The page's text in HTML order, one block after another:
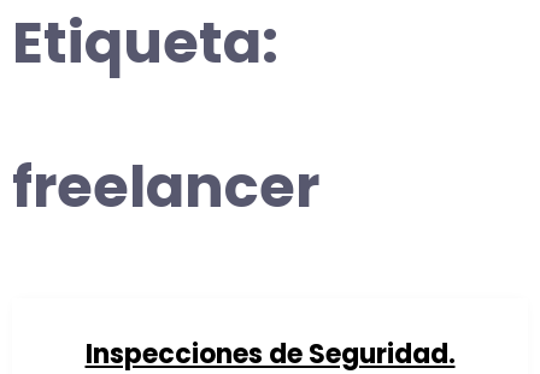
Etiqueta:
freelancer
Inspecciones de Seguridad.